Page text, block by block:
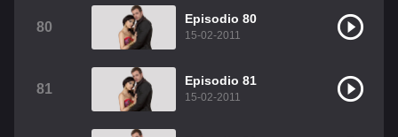
80
Episodio 80
15-02-2011
81
Episodio 81
15-02-2011